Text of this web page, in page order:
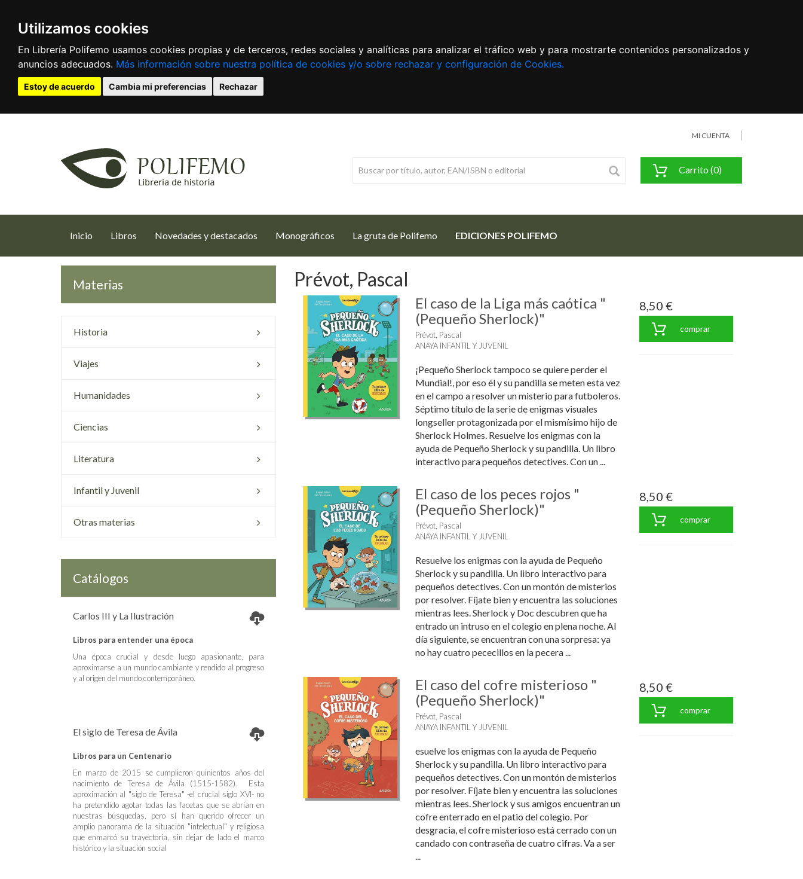
Utilizamos cookies
En Librería Polifemo usamos cookies propias y de terceros, redes sociales y analíticas para analizar el tráfico web y para mostrarte contenidos personalizados y
anuncios adecuados. Más información sobre nuestra política de cookies y/o sobre rechazar y configuración de Cookies.
Estoy de acuerdo Cambia mi preferencias Rechazar
MI CUENTA
Carrito (0)
Inicio (current)
Libros Novedades y destacados Monográficos La gruta de Polifemo EDICIONES POLIFEMO
Materias
Historia
Viajes
Humanidades
Ciencias
Literatura
Infantil y Juvenil
Otras materias
Catálogos
Carlos III y La Ilustración
Libros para entender una época
Una época crucial y desde luego apasionante, para
aproximarse a un mundo cambiante y rendido al progreso
y al origen del mundo contemporáneo.
El siglo de Teresa de Ávila
Libros para un Centenario
En marzo de 2015 se cumplieron quinientos años del
nacimiento de Teresa de Ávila (1515-1582). Esta
aproximación al "siglo de Teresa" -el crucial siglo XVI- no
ha pretendido agotar todas las facetas que se abrían en
nuestras búsquedas, pero sí han querido ofrecer un
amplio panorama de la situación "intelectual" y religiosa
que enmarcó su trayectoria, sin dejar de lado el marco
histórico y la situación social
Prévot, Pascal
El caso de la Liga más caótica "
(Pequeño Sherlock)"
Prévot, Pascal
ANAYA INFANTIL Y JUVENIL
¡Pequeño Sherlock tampoco se quiere perder el
Mundial!, por eso él y su pandilla se meten esta vez
en el campo a resolver un misterio para futboleros.
Séptimo título de la serie de enigmas visuales
longseller protagonizada por el mismísimo hijo de
Sherlock Holmes. Resuelve los enigmas con la
ayuda de Pequeño Sherlock y su pandilla. Un libro
interactivo para pequeños detectives. Con un ...
8,50 €
comprar
El caso de los peces rojos "
(Pequeño Sherlock)"
Prévot, Pascal
ANAYA INFANTIL Y JUVENIL
Resuelve los enigmas con la ayuda de Pequeño
Sherlock y su pandilla. Un libro interactivo para
pequeños detectives. Con un montón de misterios
por resolver. Fíjate bien y encuentra las soluciones
mientras lees. Sherlock y Doc descubren que ha
entrado un intruso en el colegio en plena noche. Al
día siguiente, se encuentran con una sorpresa: ya
no hay cuatro pececillos en la pecera ...
8,50 €
comprar
El caso del cofre misterioso "
(Pequeño Sherlock)"
Prévot, Pascal
ANAYA INFANTIL Y JUVENIL
esuelve los enigmas con la ayuda de Pequeño
Sherlock y su pandilla. Un libro interactivo para
pequeños detectives. Con un montón de misterios
por resolver. Fíjate bien y encuentra las soluciones
mientras lees. Sherlock y sus amigos encuentran un
cofre enterrado en el patio del colegio. Por
desgracia, el cofre misterioso está cerrado con un
candado con contraseña de cuatro cifras. Va a ser
...
8,50 €
comprar